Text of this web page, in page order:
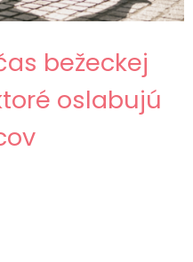
bežeckej
oslabujú